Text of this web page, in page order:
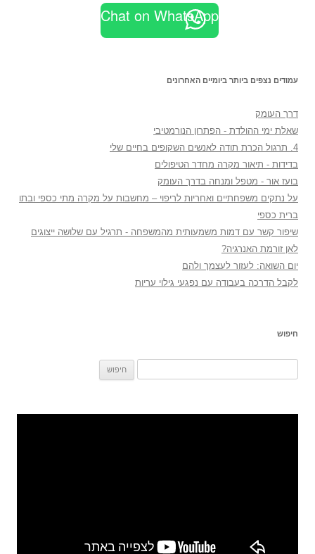
Chat on WhatsApp
עמודים נצפים ביותר ביומיים האחרונים
דרך העומק
שאלת ימי ההולדת - הפתרון הנורמטיבי
4. תרגול הכרת תודה לאנשים השקופים בחיים שלי
בדידות - תיאור מקרה מחדר הטיפולים
בועז אור - מטפל ומנחה בדרך העומק
על נתקים משפחתיים ואחריות לריפוי – מחשבות על מקרה מתי כספי ובתו
ברית כספי
שיפור קשר עם דמות משמעותית מהמשפחה - תרגיל עם שלושה ייצוגים
לאן זורמת האנרגיה?
יום השואה: לעזור לעצמך ולהם
לקבל הדרכה בעבודה עם נפגעי גילוי עריות
חיפוש